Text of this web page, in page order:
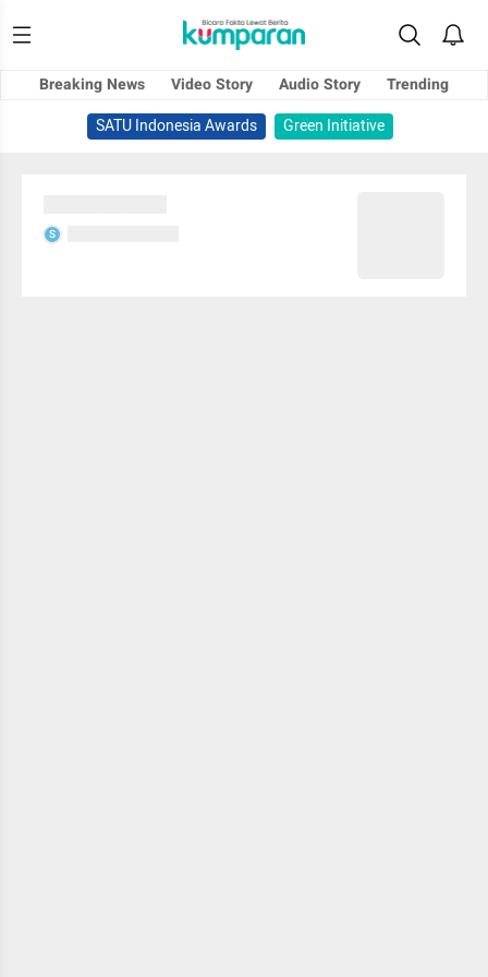
Breaking News Video Story Audio Story
Trending
SATU Indonesia Awards
Green Initiative
S